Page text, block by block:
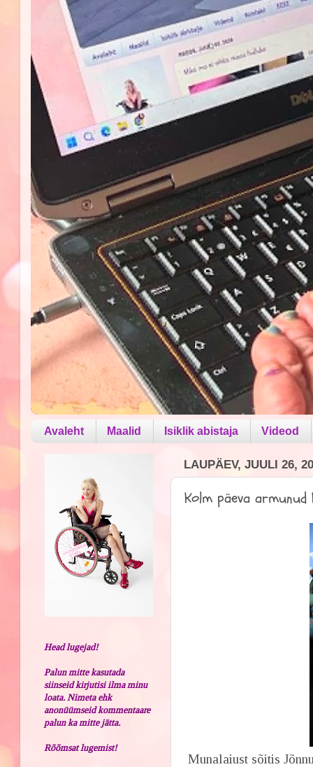
Avaleht Maalid Isiklik abistaja Videod
LAUPÄEV, JUULI 26,
Kolm päeva
Munalaiust sõitis
Head lugejad!
Palun mitte kasutada
siinseid kirjutisi ilma minu
loata. Nimeta ehk
anonüümseid kommentaare
palun ka mitte jätta.
Rõõmsat lugemist!